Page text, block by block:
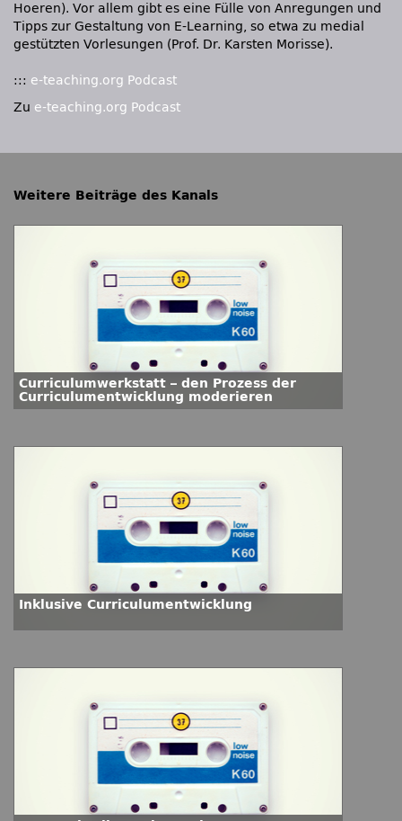
Hoeren). Vor allem gibt es eine Fülle von Anregungen und
Tipps zur Gestaltung von E-Learning, so etwa zu medial
gestützten Vorlesungen (Prof. Dr. Karsten Morisse).
::: e-teaching.org Podcast
Zu e-teaching.org Podcast
Weitere Beiträge des Kanals
Curriculumwerkstatt – den Prozess der
Curriculumentwicklung moderieren
Inklusive Curriculumentwicklung